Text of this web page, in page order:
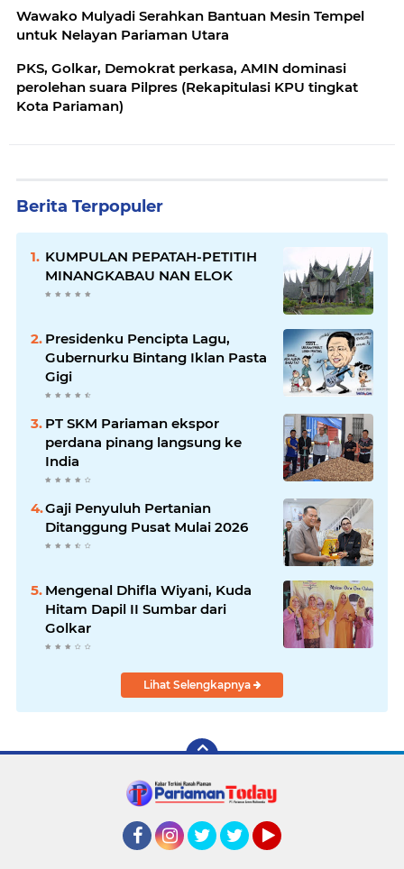
Wawako Mulyadi Serahkan Bantuan Mesin Tempel
untuk Nelayan Pariaman Utara
PKS, Golkar, Demokrat perkasa, AMIN dominasi
perolehan suara Pilpres (Rekapitulasi KPU tingkat
Kota Pariaman)
Berita Terpopuler
KUMPULAN PEPATAH-PETITIH
MINANGKABAU NAN ELOK
Presidenku Pencipta Lagu,
Gubernurku Bintang Iklan Pasta
Gigi
PT SKM Pariaman ekspor
perdana pinang langsung ke
India
Gaji Penyuluh Pertanian
Ditanggung Pusat Mulai 2026
Mengenal Dhifla Wiyani, Kuda
Hitam Dapil II Sumbar dari
Golkar
Lihat Selengkapnya